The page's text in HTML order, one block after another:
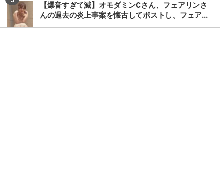
【爆音すぎて滅】オモダミンCさん、フェアリンさ
んの過去の炎上事案を懐古してポストし、フェア...